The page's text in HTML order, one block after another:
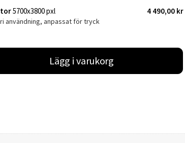
5700x3800 pxl 4 490,00 kr
användning, anpassat för tryck
Lägg i varukorg